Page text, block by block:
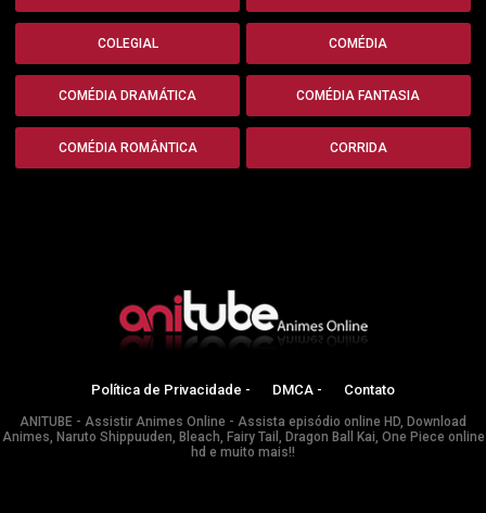
COLEGIAL COMÉDIA
COMÉDIA DRAMÁTICA COMÉDIA FANTASIA
COMÉDIA ROMÂNTICA CORRIDA
Política de Privacidade - DMCA - Contato
ANITUBE - Assistir Animes Online - Assista episódio online HD, Download
Animes, Naruto Shippuuden, Bleach, Fairy Tail, Dragon Ball Kai, One Piece online
hd e muito mais!!